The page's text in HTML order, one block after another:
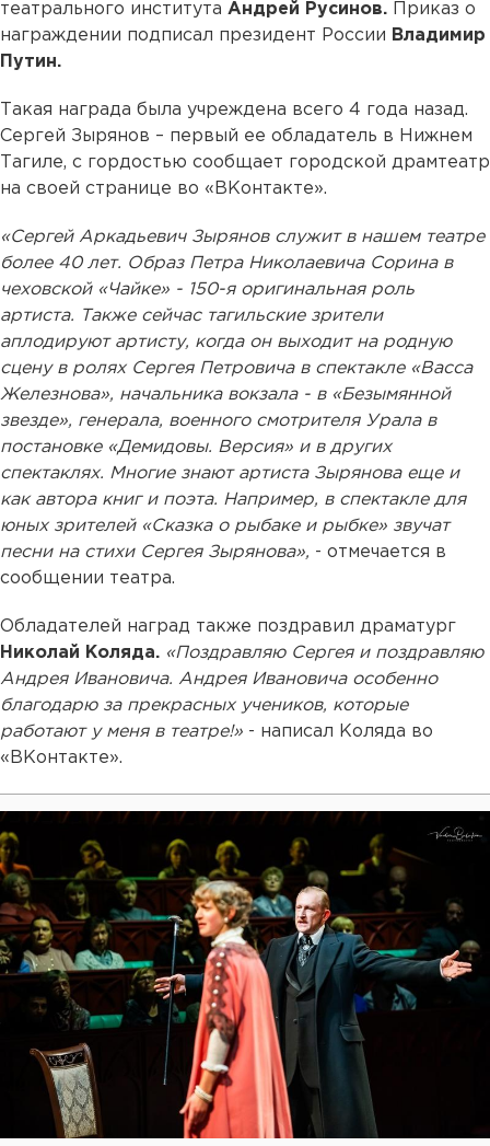
театрального института Андрей Русинов.
Приказ о
награждении подписал президент России Владимир
Путин.
Такая награда была учреждена всего 4 года назад.
Сергей Зырянов – первый ее обладатель в Нижнем
Тагиле, с гордостью сообщает городской драмтеатр
на своей странице во «ВКонтакте».
«Сергей Аркадьевич Зырянов служит в нашем театре
более 40 лет. Образ Петра Николаевича Сорина в
чеховской «Чайке» - 150-я оригинальная роль
артиста. Также сейчас тагильские зрители
аплодируют артисту, когда он выходит на родную
сцену в ролях Сергея Петровича в спектакле «Васса
Железнова», начальника вокзала - в «Безымянной
звезде», генерала, военного смотрителя Урала в
постановке «Демидовы. Версия» и в других
спектаклях. Многие знают артиста Зырянова еще и
как автора книг и поэта. Например, в спектакле для
юных зрителей «Сказка о рыбаке и рыбке» звучат
песни на стихи Сергея Зырянова», - отмечается в
сообщении театра.
Обладателей наград также поздравил драматург
Николай Коляда. «Поздравляю Сергея и поздравляю
Андрея Ивановича. Андрея Ивановича особенно
благодарю за прекрасных учеников, которые
работают у меня в театре!» - написал Коляда во
«ВКонтакте».